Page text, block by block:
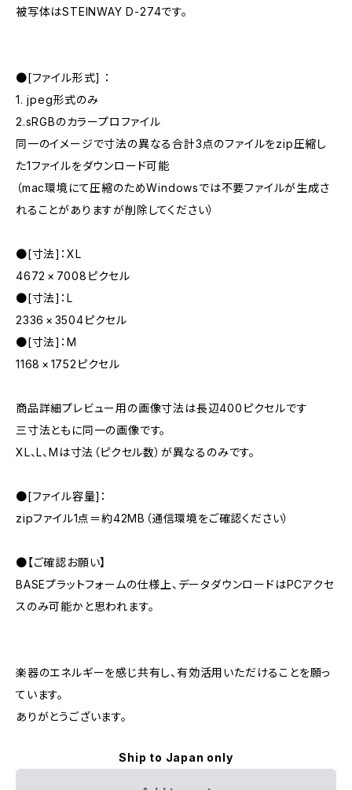
被写体はSTEINWAY D-274です。
●[ファイル形式] ：
1. jpeg形式のみ
2.sRGBのカラープロファイル
同一のイメージで寸法の異なる合計3点のファイルをzip圧縮し
た1ファイルをダウンロード可能
（mac環境にて圧縮のためWindowsでは不要ファイルが生成さ
れることがありますが削除してください）
●[寸法]：XL
4672 × 7008ピクセル
●[寸法]：L
2336 × 3504ピクセル
●[寸法]：M
1168 × 1752ピクセル
商品詳細プレビュー用の画像寸法は長辺400ピクセルです
三寸法ともに同一の画像です。
XL、L、Mは寸法（ピクセル数）が異なるのみです。
●[ファイル容量]：
zipファイル1点＝約42MB（通信環境をご確認ください）
●【ご確認お願い】
BASEプラットフォームの仕様上、データダウンロードはPCアクセ
スのみ可能かと思われます。
楽器のエネルギーを感じ共有し、有効活用いただけることを願っ
ています。
ありがとうございます。
Ship to Japan only